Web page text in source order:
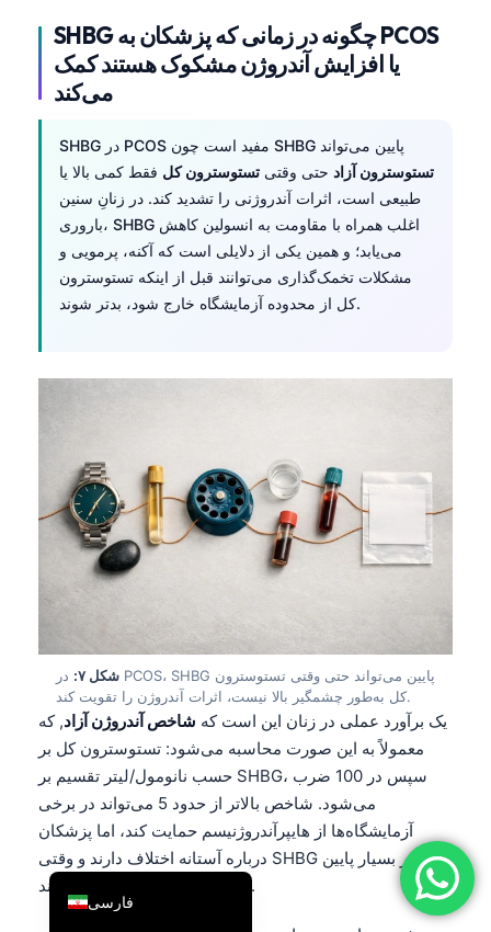
SHBG چگونه در زمانی که پزشکان به PCOS
یا افزایش آندروژن مشکوک هستند کمک
می‌کند
SHBG در PCOS مفید است چون SHBG پایین می‌تواند
تستوسترون آزاد حتی وقتی تستوسترون کل فقط کمی بالا یا
طبیعی است، اثرات آندروژنی را تشدید کند. در زنانِ سنین
باروری، SHBG اغلب همراه با مقاومت به انسولین کاهش
می‌یابد؛ و همین یکی از دلایلی است که آکنه، پرمویی و
مشکلات تخمک‌گذاری می‌توانند قبل از اینکه تستوسترون
کل از محدوده آزمایشگاه خارج شود، بدتر شوند.
شکل ۷:
در PCOS، SHBG پایین می‌تواند حتی وقتی تستوسترون
کل به‌طور چشمگیر بالا نیست، اثرات آندروژن را تقویت کند.
یک برآورد عملی در زنان این است که شاخص آندروژن آزاد, که
معمولاً به این صورت محاسبه می‌شود: تستوسترون کل بر
حسب نانومول/لیتر تقسیم بر SHBG، سپس در 100 ضرب
می‌شود. شاخص بالاتر از حدود 5 می‌تواند در برخی
آزمایشگاه‌ها از هایپرآندروژنیسم حمایت کند، اما پزشکان
درباره آستانه اختلاف دارند و وقتی SHBG به‌طور بسیار پایین
باشد، نتایج کمتر پایدار می‌شوند.
فارسی
English
Deutsch
العربية
Français
עִבְרִית
Italiano
Español
Português
Ελληνικά
Türkçe
Română
简体中文
Bahasa Indonesia
Հայերեն
Íslenska
Српски језик
Svenska
Bosanski
Azərbaycan dili
Eesti